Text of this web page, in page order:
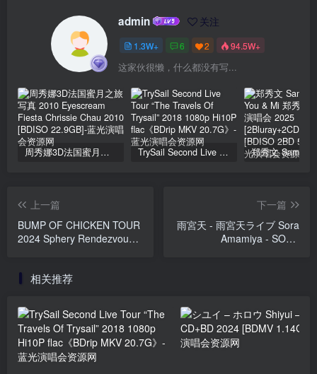
admin 关注
1.3W+ 6 2 94.5W+
这家伙很懒，什么都没有写...
周秀娜3D法国蜜月之旅写真 2010 Eyescream Fiesta Chrissie Chau 2010 [BDISO 22.9GB] TrySail Second Live Tour “The Travels Of Trysail” 2018 1080p Hi10P flac《BDrip MKV 20.7G》
上一篇
BUMP OF CHICKEN TOUR
2024 Sphery Rendezvous
43.2GB]
下一篇
雨宮天 - 雨宮天ライブ Sora
Amamiya - SORA
相关推荐